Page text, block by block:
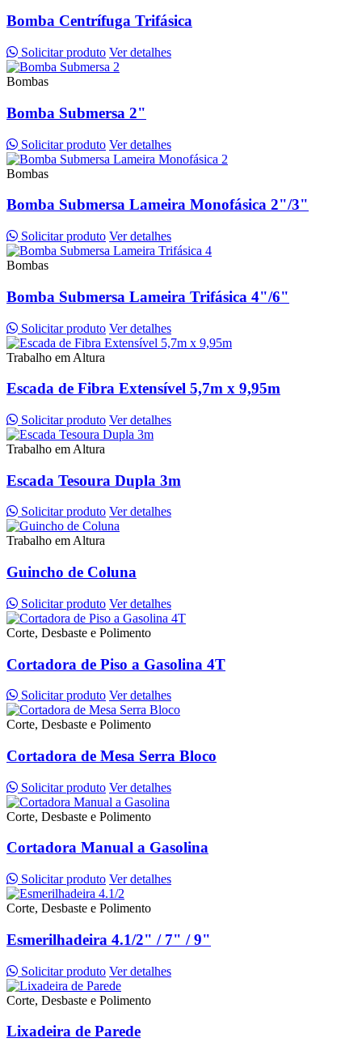
Bomba Centrífuga Trifásica
Solicitar produto Ver detalhes
Bombas
Bomba Submersa 2"
Solicitar produto Ver detalhes
Bombas
Bomba Submersa Lameira Monofásica 2"/3"
Solicitar produto Ver detalhes
Bombas
Bomba Submersa Lameira Trifásica 4"/6"
Solicitar produto Ver detalhes
Trabalho em Altura
Escada de Fibra Extensível 5,7m x 9,95m
Solicitar produto Ver detalhes
Trabalho em Altura
Escada Tesoura Dupla 3m
Solicitar produto Ver detalhes
Trabalho em Altura
Guincho de Coluna
Solicitar produto Ver detalhes
Corte, Desbaste e Polimento
Cortadora de Piso a Gasolina 4T
Solicitar produto Ver detalhes
Corte, Desbaste e Polimento
Cortadora de Mesa Serra Bloco
Solicitar produto Ver detalhes
Corte, Desbaste e Polimento
Cortadora Manual a Gasolina
Solicitar produto Ver detalhes
Corte, Desbaste e Polimento
Esmerilhadeira 4.1/2" / 7" / 9"
Solicitar produto Ver detalhes
Corte, Desbaste e Polimento
Lixadeira de Parede